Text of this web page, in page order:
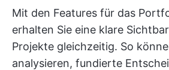
Mit den Features für das
erhalten Sie eine klare
Projekte gleichzeitig. So
analysieren, fundierte